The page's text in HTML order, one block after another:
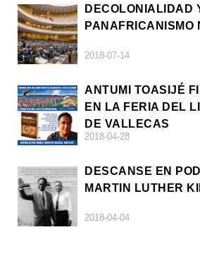
DECOLONIALIDAD
PANAFRICANISMO
2018-07-14
ANTUMI TOASIJÉ
EN LA FERIA DEL
DE VALLECAS
2018-04-28
DESCANSE EN
MARTIN LUTHER
2018-04-04